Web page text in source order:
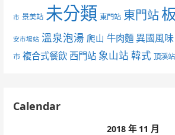
市 景美站 未分類 東門站 東門站
安市場站 溫泉泡湯 爬山 牛肉麵 異國風味
市 複合式餐飲 西門站 象山站 韓式 頂溪站
Calendar
2018 年 11 月